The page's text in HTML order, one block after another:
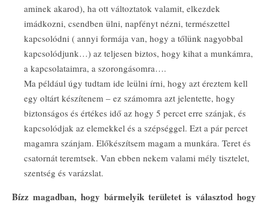
aminek akarod), ha ott változtatok valamit, elkezdek
imádkozni, csendben ülni, napfényt nézni, természettel
kapcsolódni ( annyi formája van, hogy a tőlünk nagyobbal
kapcsolódjunk…) az teljesen biztos, hogy kihat a munkámra,
a kapcsolataimra, a szorongásomra….
Ma például úgy tudtam ide leülni írni, hogy azt éreztem kell
egy oltárt készítenem – ez számomra azt jelentette, hogy
biztonságos és értékes idő az hogy 5 percet erre szánjak, és
kapcsolódjak az elemekkel és a szépséggel. Ezt a pár percet
magamra szánjam. Előkészítsem magam a munkára. Teret és
csatornát teremtsek. Van ebben nekem valami mély tisztelet,
szentség és varázslat.
Bízz magadban, hogy bármelyik területet is választod hogy